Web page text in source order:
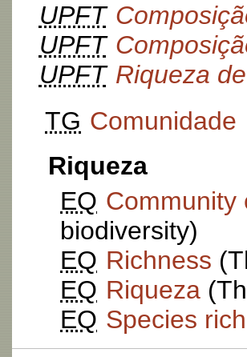
UPFT
UPFT
UPFT Riqueza
TG Comunidade
Riqueza
EQ Community
biodiversity)
EQ Richness
EQ Riqueza
EQ Species